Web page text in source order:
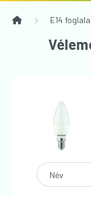
E14
Név